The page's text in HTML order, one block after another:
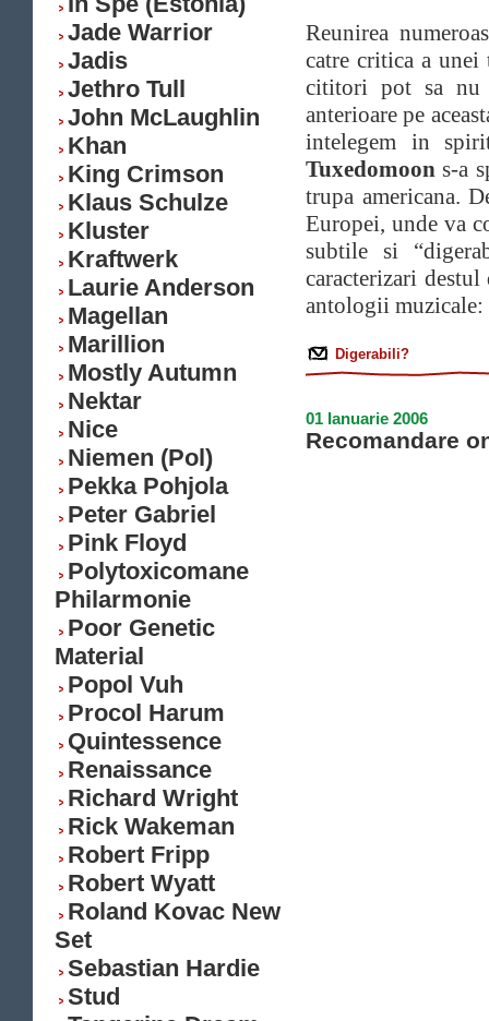
Jade Warrior
Jadis
Jethro Tull
John McLaughlin
Khan
King Crimson
Klaus Schulze
Kluster
Kraftwerk
Laurie Anderson
Magellan
Marillion
Mostly Autumn
Nektar
Nice
Niemen (Pol)
Pekka Pohjola
Peter Gabriel
Pink Floyd
Polytoxicomane
Philarmonie
Poor Genetic
Material
Popol Vuh
Procol Harum
Quintessence
Renaissance
Richard Wright
Rick Wakeman
Robert Fripp
Robert Wyatt
Roland Kovac New
Set
Sebastian Hardie
Stud
Reunirea
catre critica a
cititori pot sa nu
anterioare pe
intelegem in
Tuxedomoon s-a
trupa americana.
Europei, unde va
subtile si
caracterizari destul
antologii muzicale:
Digerabili?
01 Ianuarie 2006
Recomandare